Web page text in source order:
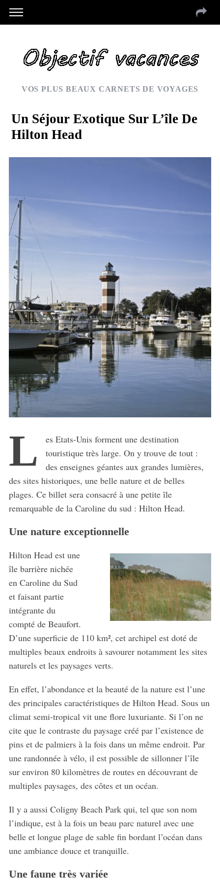
VOS PLUS BEAUX CARNETS DE VOYAGES
Un Séjour Exotique Sur L’île De
Hilton Head
L
es Etats-Unis forment une destination
touristique très large. On y trouve de tout :
des enseignes géantes aux grandes lumières,
des sites historiques, une belle nature et de belles
plages. Ce billet sera consacré à une petite île
remarquable de la Caroline du sud : Hilton Head.
Une nature exceptionnelle
Hilton Head est une
île barrière nichée
en Caroline du Sud
et faisant partie
intégrante du
compté de Beaufort.
D’une superficie de 110 km², cet archipel est doté de
multiples beaux endroits à savourer notamment les sites
naturels et les paysages verts.
En effet, l’abondance et la beauté de la nature est l’une
des principales caractéristiques de Hilton Head. Sous un
climat semi-tropical vit une flore luxuriante. Si l’on ne
cite que le contraste du paysage créé par l’existence de
pins et de palmiers à la fois dans un même endroit. Par
une randonnée à vélo, il est possible de sillonner l’île
sur environ 80 kilomètres de routes en découvrant de
multiples paysages, des côtes et un océan.
Il y a aussi Coligny Beach Park qui, tel que son nom
l’indique, est à la fois un beau parc naturel avec une
belle et longue plage de sable fin bordant l’océan dans
une ambiance douce et tranquille.
Une faune très variée
e